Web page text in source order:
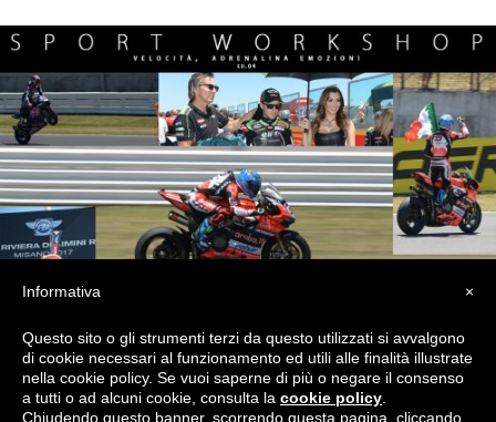
×
Informativa
Questo sito o gli strumenti terzi da questo utilizzati si avvalgono
di cookie necessari al funzionamento ed utili alle finalità illustrate
nella cookie policy. Se vuoi saperne di più o negare il consenso
a tutti o ad alcuni cookie, consulta la cookie policy
Chiudendo questo banner, scorrendo questa pagina, cliccando